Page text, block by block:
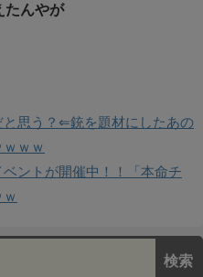
たんやが
と思う？⇐銃を題材にしたあの
ｗｗ
ベントが開催中！！「本命チ